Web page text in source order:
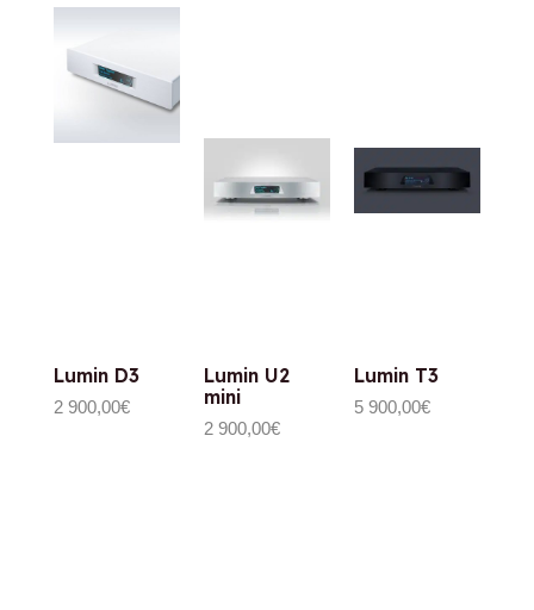
Lumin D3
2 900,00€
Lumin U2
mini
2 900,00€
Lumin T3
5 900,00€